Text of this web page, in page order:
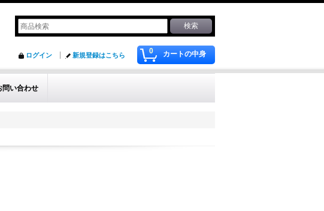
0 カートの中身
ログイン 新規登録はこちら
問い合わせ